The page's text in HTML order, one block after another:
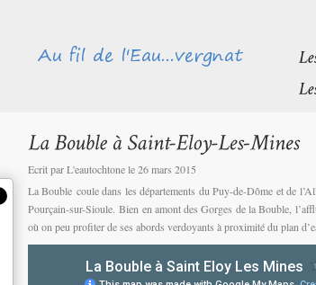
Ecrit par L'eautochtone le 26 mars 2015
La Bouble coule dans les départements du Puy-de-Dôme et de
Pourçain-sur-Sioule. Bien en amont des Gorges de la Bouble,
où on peu profiter de ses abords verdoyants à proximité du plan